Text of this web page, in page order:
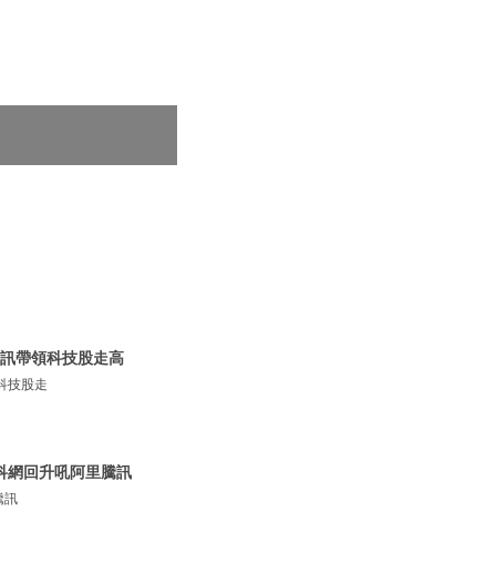
帶領科技股走高
技股走
網回升吼阿里騰訊
訊